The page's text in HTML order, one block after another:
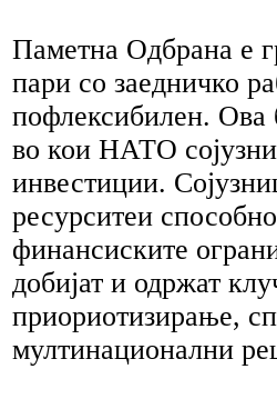
Паметна Одбрана е
пари со заедничко
пофлексибилен. Ова
во кои НАТО
инвестиции.
ресурситеи
финансиските
добијат и одржат
приориотизирање,
мултинационални